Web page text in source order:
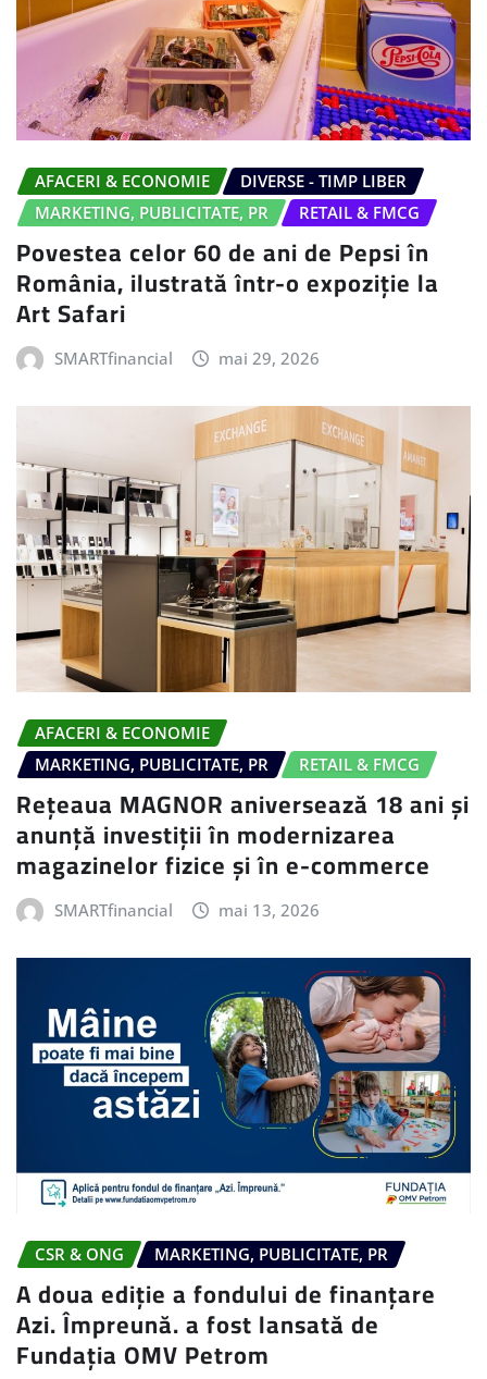
AFACERI & ECONOMIE
DIVERSE - TIMP LIBER
MARKETING, PUBLICITATE, PR
RETAIL & FMCG
Povestea celor 60 de ani de Pepsi în
România, ilustrată într-o expoziție la
Art Safari
SMARTfinancial mai 29, 2026
AFACERI & ECONOMIE
MARKETING, PUBLICITATE, PR
RETAIL & FMCG
Rețeaua MAGNOR aniversează 18 ani și
anunță investiții în modernizarea
magazinelor fizice și în e-commerce
SMARTfinancial mai 13, 2026
CSR & ONG MARKETING, PUBLICITATE, PR
A doua ediție a fondului de finanțare
Azi. Împreună. a fost lansată de
Fundația OMV Petrom